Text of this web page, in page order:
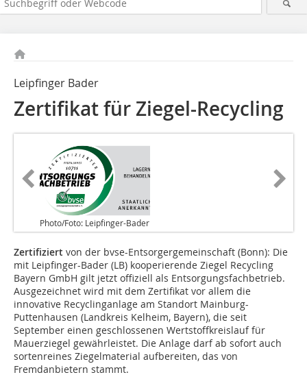
Leipfinger Bader
Zertifikat für Ziegel-Recycling
Photo/Foto: Leipfinger-Bader
Zertifiziert von der bvse-Entsorgergemeinschaft (Bonn): Die
mit Leipfinger-Bader (LB) kooperierende Ziegel Recycling
Bayern GmbH gilt jetzt offiziell als Entsorgungsfachbetrieb.
Ausgezeichnet wird mit dem Zertifikat vor allem die
innovative Recyclinganlage am Standort Mainburg-
Puttenhausen (Landkreis Kelheim, Bayern), die seit
September einen geschlossenen Wertstoffkreislauf für
Mauerziegel gewährleistet. Die Anlage darf ab sofort auch
sortenreines Ziegelmaterial aufbereiten, das von
Fremdanbietern stammt.